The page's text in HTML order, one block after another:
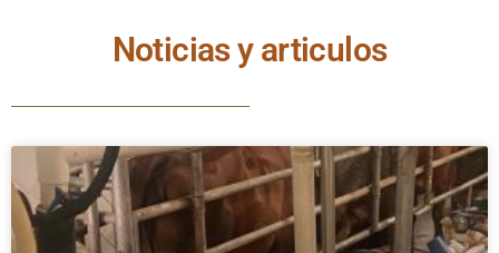
Noticias y articulos